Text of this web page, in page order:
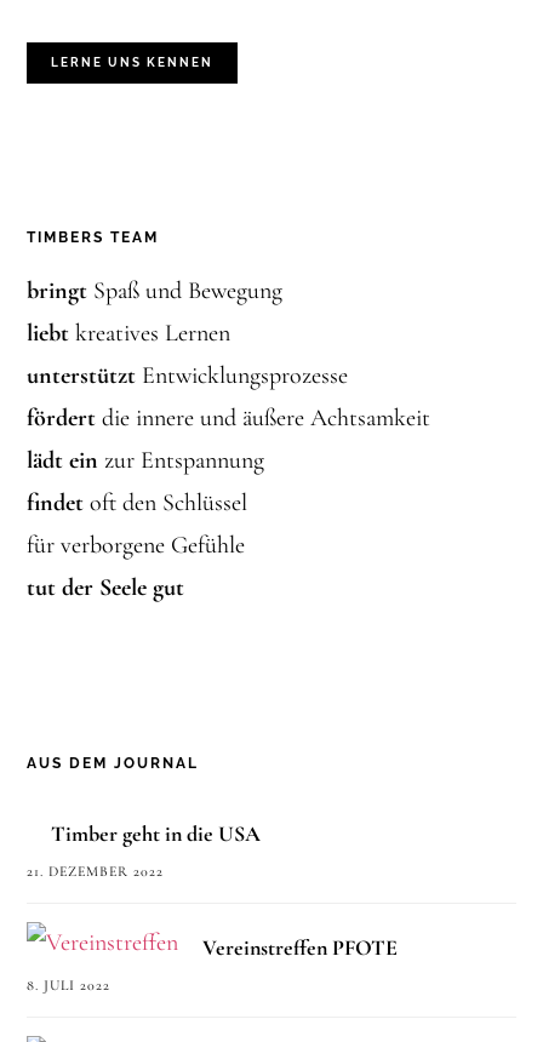
LERNE UNS KENNEN
TIMBERS TEAM
bringt Spaß und Bewegung
liebt kreatives Lernen
unterstützt Entwicklungsprozesse
fördert die innere und äußere Achtsamkeit
lädt ein zur Entspannung
findet oft den Schlüssel
für verborgene Gefühle
tut der Seele gut
AUS DEM JOURNAL
Timber geht in die USA
21. DEZEMBER 2022
Vereinstreffen PFOTE
8. JULI 2022